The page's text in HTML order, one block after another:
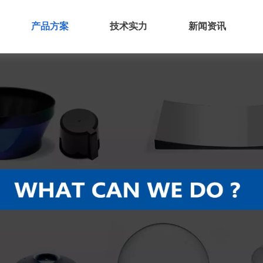
产品方案 技术实力 新闻资讯